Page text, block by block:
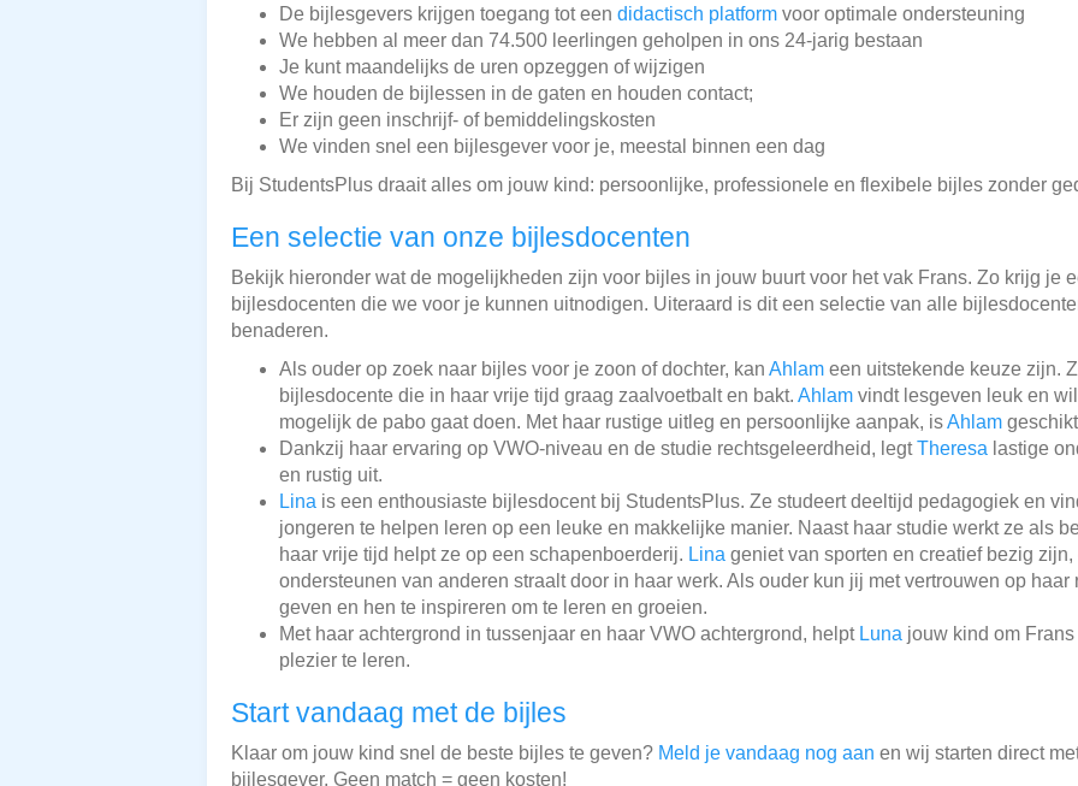
De bijlesgevers krijgen toegang tot een didactisch platform voor optimale ondersteuning
We hebben al meer dan 74.500 leerlingen geholpen in ons 24-jarig bestaan
Je kunt maandelijks de uren opzeggen of wijzigen
We houden de bijlessen in de gaten en houden contact;
Er zijn geen inschrijf- of bemiddelingskosten
We vinden snel een bijlesgever voor je, meestal binnen een dag
Bij StudentsPlus draait alles om jouw kind: persoonlijke, professionele en flexibele bijles zonder
Een selectie van onze bijlesdocenten
Bekijk hieronder wat de mogelijkheden zijn voor bijles in jouw buurt voor het vak Frans. Zo krijg je
bijlesdocenten die we voor je kunnen uitnodigen. Uiteraard is dit een selectie van alle
benaderen.
Als ouder op zoek naar bijles voor je zoon of dochter, kan Ahlam een uitstekende keuze zijn.
bijlesdocente die in haar vrije tijd graag zaalvoetbalt en bakt. Ahlam vindt lesgeven leuk en
mogelijk de pabo gaat doen. Met haar rustige uitleg en persoonlijke aanpak, isAhlam
Dankzij haar ervaring op VWO-niveau en de studie rechtsgeleerdheid, legtTheresa lastige
en rustig uit.
Lina is een enthousiaste bijlesdocent bij StudentsPlus. Ze studeert deeltijd pedagogiek en
jongeren te helpen leren op een leuke en makkelijke manier. Naast haar studie werkt ze als
haar vrije tijd helpt ze op een schapenboerderij. Lina geniet van sporten en creatief bezig
ondersteunen van anderen straalt door in haar werk. Als ouder kun jij met vertrouwen op
geven en hen te inspireren om te leren en groeien.
Met haar achtergrond in tussenjaar en haar VWO achtergrond, helpt Luna jouw kind om
plezier te leren.
Start vandaag met de bijles
Klaar om jouw kind snel de beste bijles te geven? Meld je vandaag nog aan en wij starten direct
bijlesgever. Geen match = geen kosten!